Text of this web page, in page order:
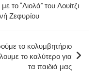
το “Λιολά” του Λουίτζι
Ζεφυρίου
το κολυμβητήριο
το καλύτερο για
τα παιδιά μας